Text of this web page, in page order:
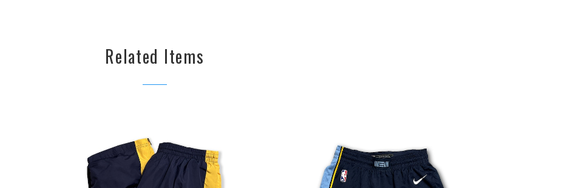
Related Items